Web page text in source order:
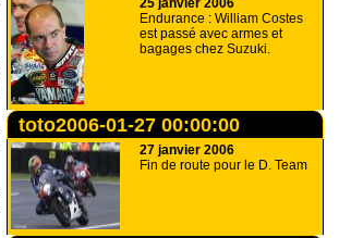
25 janvier 2006
Endurance : William Costes
est passé avec armes et
bagages chez Suzuki.
toto2006-01-27 00:00:00
27 janvier 2006
Fin de route pour le D. Team